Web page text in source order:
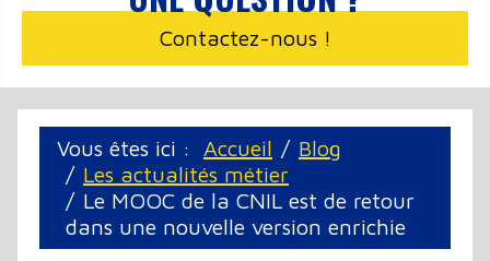
Contactez-nous !
Vous êtes ici : Accueil
Blog
Les actualités métier
Le MOOC de la CNIL est de retour
dans une nouvelle version enrichie